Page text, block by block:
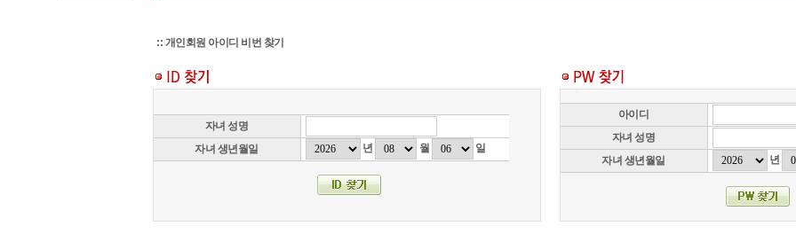
:: 개인회원 아이디 비번 찾기
자녀 성명
자녀 생년월일
년 월 일
아이디
자녀 성명
자녀 생년월일
년